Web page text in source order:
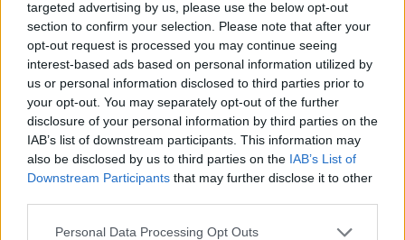
targeted advertising by us, please use the below opt-out
section to confirm your selection. Please note that after your
opt-out request is processed you may continue seeing
interest-based ads based on personal information utilized by
us or personal information disclosed to third parties prior to
your opt-out. You may separately opt-out of the further
disclosure of your personal information by third parties on the
IAB’s list of downstream participants. This information may
also be disclosed by us to third parties on the IAB’s List of
Downstream Participants that may further disclose it to other
Please note that this website/app uses one or more Google
Personal Data Processing Opt Outs